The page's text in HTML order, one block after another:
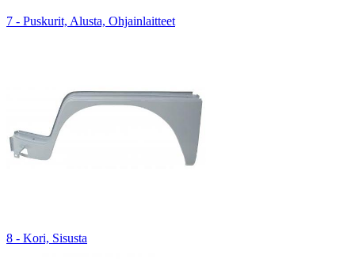
7 - Puskurit, Alusta, Ohjainlaitteet
8 - Kori, Sisusta